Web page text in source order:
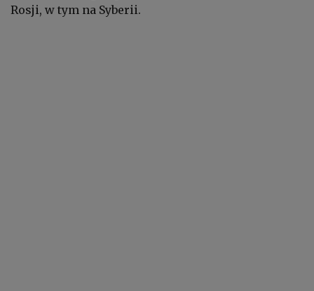
Rosji, w tym na Syberii.